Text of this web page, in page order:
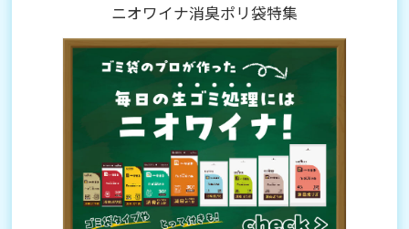
ニオワイナ消臭ポリ袋特集